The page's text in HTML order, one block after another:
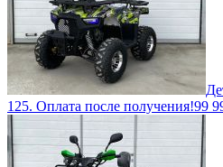
125. Оплата после получения!99